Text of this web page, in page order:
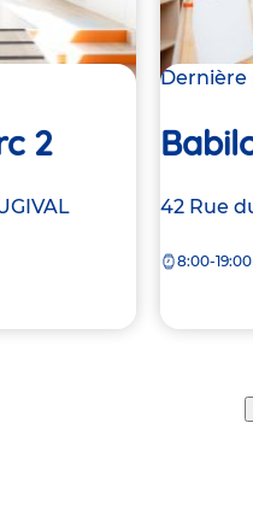
2
Dernière
Adresse
la
42 Rue
8:00-19:00